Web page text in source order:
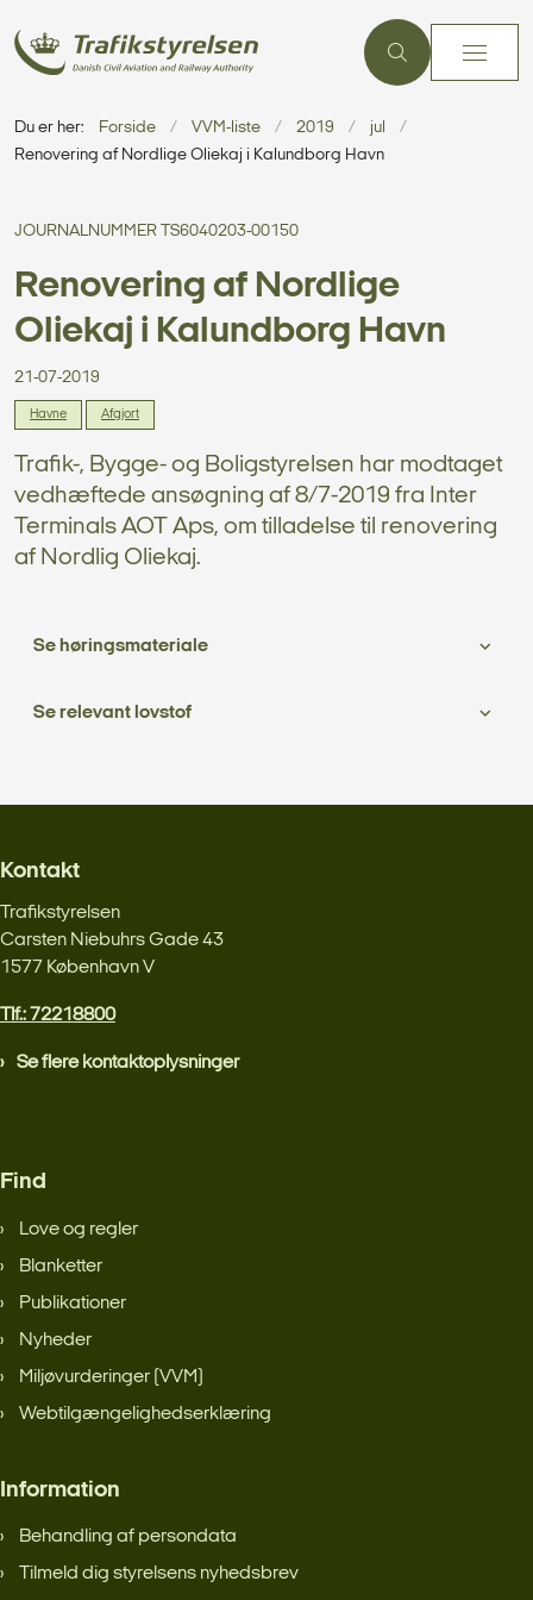
Du er her: Forside VVM-liste 2019
jul
Renovering af Nordlige Oliekaj i Kalundborg Havn
JOURNALNUMMER TS6040203-00150
Renovering af Nordlige
Oliekaj i Kalundborg Havn
21-07-2019
Havne Afgjort
Trafik-, Bygge- og Boligstyrelsen har modtaget
vedhæftede ansøgning af 8/7-2019 fra Inter
Terminals AOT Aps, om tilladelse til renovering
af Nordlig Oliekaj.
Se høringsmateriale
Se relevant lovstof
Kontakt
Trafikstyrelsen
Carsten Niebuhrs Gade 43
1577 København V
Tlf.: 72218800
Se flere kontaktoplysninger
Find
Love og regler
Blanketter
Publikationer
Nyheder
Miljøvurderinger (VVM)
Webtilgængelighedserklæring
Information
Behandling af persondata
Tilmeld dig styrelsens nyhedsbrev